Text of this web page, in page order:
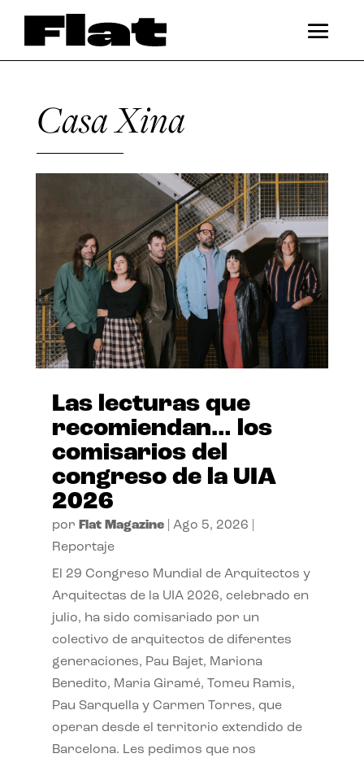
Casa Xina
Las lecturas que
recomiendan… los
comisarios del
congreso de la UIA
2026
por Flat Magazine| Ago 5, 2026
Reportaje
El 29 Congreso Mundial de Arquitectos y
Arquitectas de la UIA 2026, celebrado en
julio, ha sido comisariado por un
colectivo de arquitectos de diferentes
generaciones, Pau Bajet, Mariona
Benedito, Maria Giramé, Tomeu Ramis,
Pau Sarquella y Carmen Torres, que
operan desde el territorio extendido de
Barcelona. Les pedimos que nos